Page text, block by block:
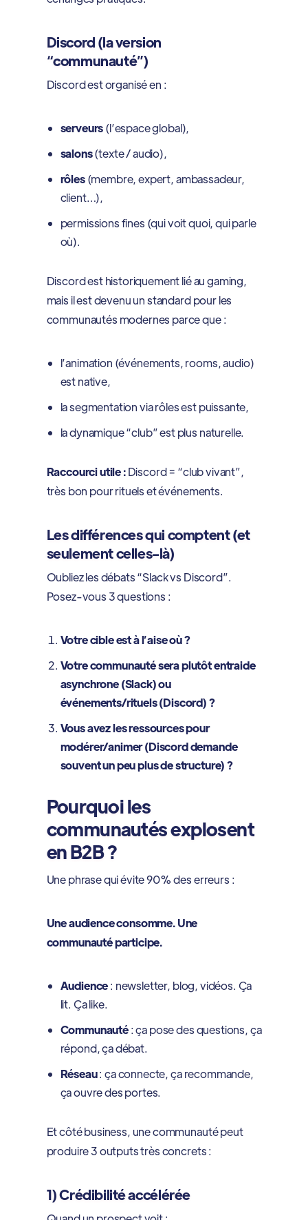
Discord (la version
“communauté”)
Discord est organisé en :
serveurs(l’espace global),
salons(texte / audio),
rôles(membre, expert, ambassadeur,
client…),
permissions fines (qui voit quoi, qui parle
où).
Discord est historiquement lié au gaming,
mais il est devenu un standard pour les
communautés modernes parce que :
l’animation (événements, rooms, audio)
est native,
la segmentation via rôles est puissante,
la dynamique “club” est plus naturelle.
Raccourci utile :Discord = “club vivant”,
très bon pour rituels et événements.
Les différences qui comptent (et
seulement celles-là)
Oubliez les débats “Slack vs Discord”.
Posez-vous 3 questions :
Votre cible est à l’aise où ?
Votre communauté sera plutôt entraide
asynchrone (Slack) ou
événements/rituels (Discord) ?
Vous avez les ressources pour
modérer/animer (Discord demande
souvent un peu plus de structure) ?
Pourquoi les
communautés explosent
en B2B ?
Une phrase qui évite 90% des erreurs :
Une audience consomme. Une
communauté participe.
Audience: newsletter, blog, vidéos. Ça
lit. Ça like.
Communauté: ça pose des questions, ça
répond, ça débat.
Réseau: ça connecte, ça recommande,
ça ouvre des portes.
Et côté business, une communauté peut
produire 3 outputs très concrets :
1) Crédibilité accélérée